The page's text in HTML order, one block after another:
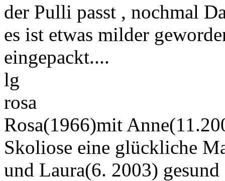
der Pulli passt , nochmal
es ist etwas milder
eingepackt....
lg
rosa
Rosa(1966)mit
Skoliose eine glückliche
und Laura(6. 2003) gesund